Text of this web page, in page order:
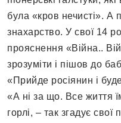
була «кров нечисті». А
знахарство. У свої 14
прояснення «Війна..
зрозуміти і пішов до
«Прийде росіянин і
«А ні за що. Все життя
горлі, – так згадує свої